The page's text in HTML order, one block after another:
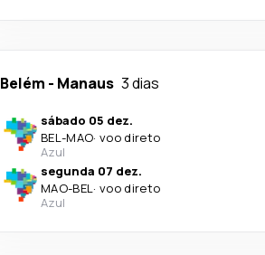
Belém - Manaus 3 dias
sábado 05 dez.
BEL-MAO· voo direto
Azul
segunda 07 dez.
MAO-BEL· voo direto
Azul